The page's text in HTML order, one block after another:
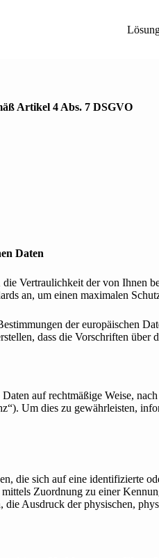
Artikel 4 Abs. 7 DSGVO
Daten
Vertraulichkeit der von Ihnen
an, um einen maximalen
der europäischen
dass die Vorschriften
auf rechtmäßige Weise,
Um dies zu gewährleisten,
die sich auf eine identifizierte
Zuordnung zu einer
Ausdruck der physischen,